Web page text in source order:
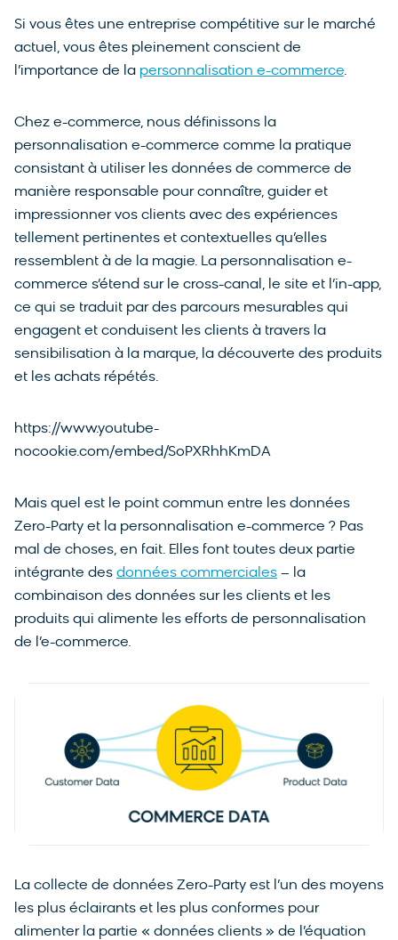
Si vous êtes une entreprise compétitive sur le marché
actuel, vous êtes pleinement conscient de
l’importance de la personnalisation e-commerce.
Chez e-commerce, nous définissons la
personnalisation e-commerce comme la pratique
consistant à utiliser les données de commerce de
manière responsable pour connaître, guider et
impressionner vos clients avec des expériences
tellement pertinentes et contextuelles qu’elles
ressemblent à de la magie. La personnalisation e-
commerce s’étend sur le cross-canal, le site et l’in-app,
ce qui se traduit par des parcours mesurables qui
engagent et conduisent les clients à travers la
sensibilisation à la marque, la découverte des produits
et les achats répétés.
https://www.youtube-
nocookie.com/embed/SoPXRhhKmDA
Mais quel est le point commun entre les données
Zero-Party et la personnalisation e-commerce ? Pas
mal de choses, en fait. Elles font toutes deux partie
intégrante des données commerciales – la
combinaison des données sur les clients et les
produits qui alimente les efforts de personnalisation
de l’e-commerce.
La collecte de données Zero-Party est l’un des moyens
les plus éclairants et les plus conformes pour
alimenter la partie « données clients » de l’équation